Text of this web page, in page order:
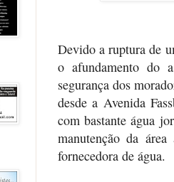
Devido a ruptura de
o afundamento do
segurança dos
desde a Avenida
com bastante água
manutenção da
fornecedora de água.